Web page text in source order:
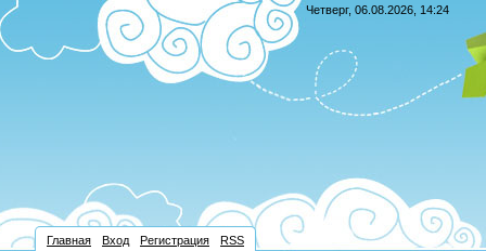
Четверг, 06.08.2026, 14:24
Главная Вход Регистрация RSS